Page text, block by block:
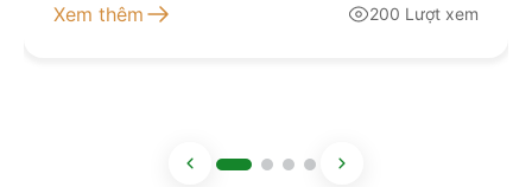
Xem thêm 200 Lượt xem